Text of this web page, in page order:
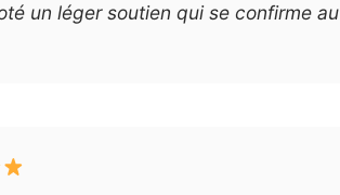
un léger soutien qui se confirme